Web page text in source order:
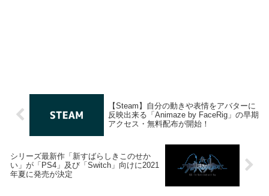
【Steam】自分の動きや表情をアバターに
反映出来る「Animaze by FaceRig」の早期
アクセス・無料配布が開始！
シリーズ最新作「新すばらしきこのせか
い」が「PS4」及び「Switch」向けに2021
年夏に発売が決定